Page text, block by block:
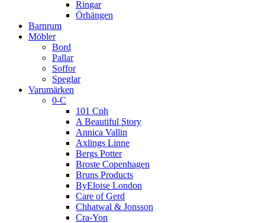
Ringar
Örhängen
Barnrum
Möbler
Bord
Pallar
Soffor
Speglar
Varumärken
0-C
101 Cph
A Beautiful Story
Annica Vallin
Axlings Linne
Bergs Potter
Broste Copenhagen
Bruns Products
ByEloise London
Care of Gerd
Chhatwal & Jonsson
Cra-Yon